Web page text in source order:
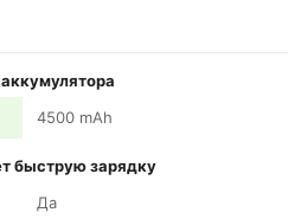
4500 mAh
быструю зарядку
Да